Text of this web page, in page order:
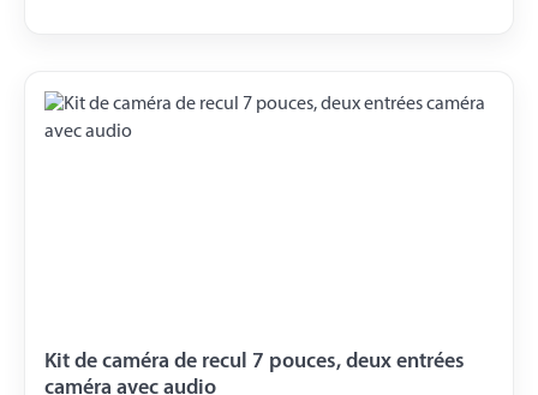
Kit de caméra de recul 7 pouces, deux entrées
caméra avec audio